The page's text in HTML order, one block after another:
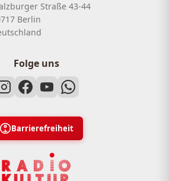
Straße 43-44
Berlin
Folge uns
Barrierefreiheit